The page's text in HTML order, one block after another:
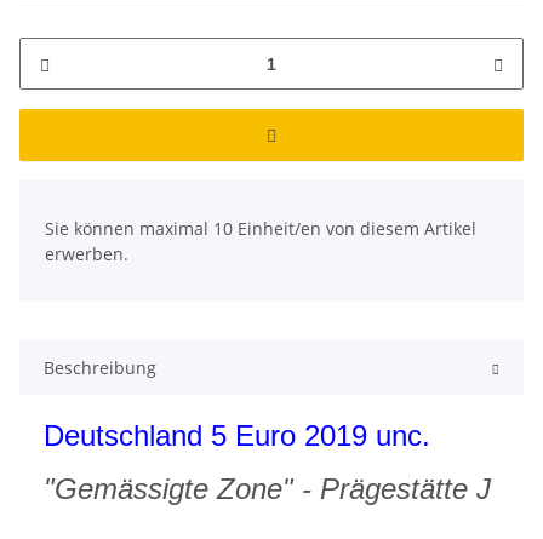
Sie können maximal 10 Einheit/en von diesem Artikel
erwerben.
Beschreibung
Deutschland 5 Euro 2019 unc.
"Gemässigte Zone" - Prägestätte J